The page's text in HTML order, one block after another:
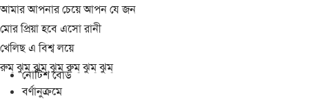
আমার আপনার চেয়ে আপন যে জন
মোর প্রিয়া হবে এসো রানী
খেলিছ এ বিশ্ব লয়ে
রুম্ ঝুম্ ঝুম্ ঝুম্ রুম্ ঝুম্ ঝুম্
নোটিশ বোর্ড
বর্ণানুক্রমে